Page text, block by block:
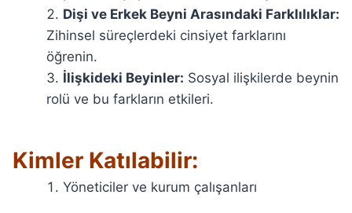
Dişi ve Erkek Beyni Arasındaki Farklılıklar:
Zihinsel süreçlerdeki cinsiyet farklarını
öğrenin.
İlişkideki Beyinler: Sosyal ilişkilerde beynin
rolü ve bu farkların etkileri.
Kimler Katılabilir:
Yöneticiler ve kurum çalışanları